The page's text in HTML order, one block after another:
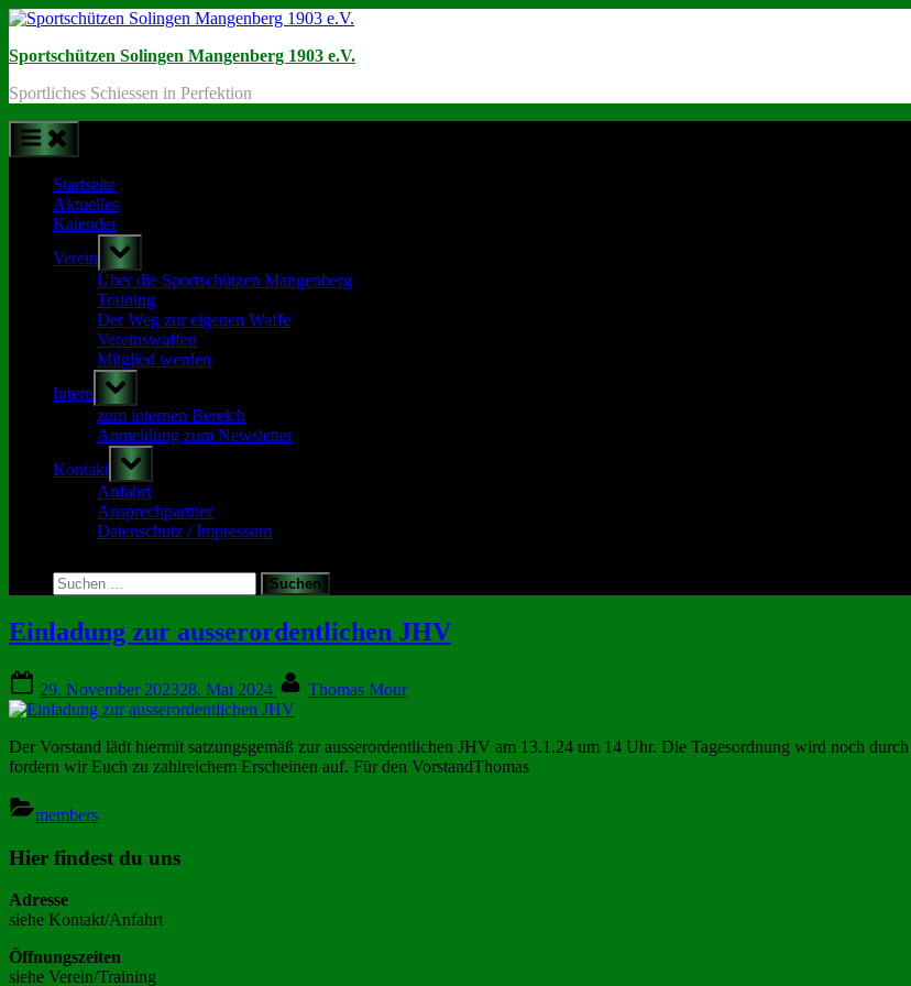
Skip
content
Sportschützen Solingen Mangenberg 1903 e.V.
Sportliches Schiessen in Perfektion
Startseite
Aktuelles
Kalender
Verein
Toggle
sub-
menu
Über die Sportschützen Mangenberg
Training
Der Weg zur eigenen Waffe
Vereinswaffen
Mitglied werden
Intern
Toggle
sub-
menu
zum internen Bereich
Anmeldung zum Newsletter
Kontakt
Toggle
sub-
menu
Anfahrt
Ansprechpartner
Datenschutz / Impressum
search
form
Suchen
nach:
Autor:
Thomas
Mour
Einladung zur ausserordentlichen JHV
on
29. November 202328. Mai 2024 Thomas Mour
Der Vorstand lädt hiermit satzungsgemäß zur ausserordentlichen JHV am 13.1.24 um 14 Uhr. Die Tagesordnung wird noch
fordern wir Euch zu zahlreichem Erscheinen auf. Für den VorstandThomas
members
Hier findest du uns
Adresse
siehe Kontakt/Anfahrt
Öffnungszeiten
siehe Verein/Training